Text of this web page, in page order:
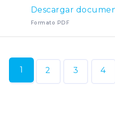
Descargar
Formato PDF
1 2 3 4